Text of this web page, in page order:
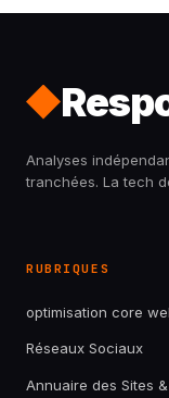
Analyses
tranchées. La tech
RUBRIQUES
optimisation core
Réseaux Sociaux
Annuaire des Sites